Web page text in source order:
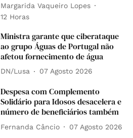
Margarida Vaqueiro Lopes
12 Horas
Ministra garante que ciberataque
ao grupo Águas de Portugal não
afetou fornecimento de água
DN/Lusa 07 Agosto 2026
Despesa com Complemento
Solidário para Idosos desacelera e
número de beneficiários também
Fernanda Câncio 07 Agosto 2026